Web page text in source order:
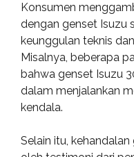
Konsumen
dengan genset Isuzu
keunggulan teknis
Misalnya, beberapa
bahwa genset Isuzu
dalam menjalankan
kendala.
Selain itu,